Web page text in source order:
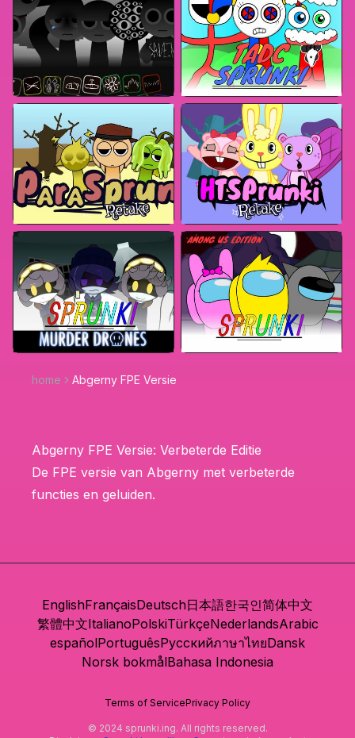
home Abgerny FPE Versie
Abgerny FPE Versie: Verbeterde Editie
De FPE versie van Abgerny met verbeterde
functies en geluiden.
EnglishFrançaisDeutsch日本語한국인简体中文
繁體中文ItalianoPolskiTürkçeNederlandsArabic
españolPortuguêsРусскийภาษาไทยDansk
Norsk bokmålBahasa Indonesia
Terms of ServicePrivacy Policy
© 2024 sprunki.ing. All rights reserved.